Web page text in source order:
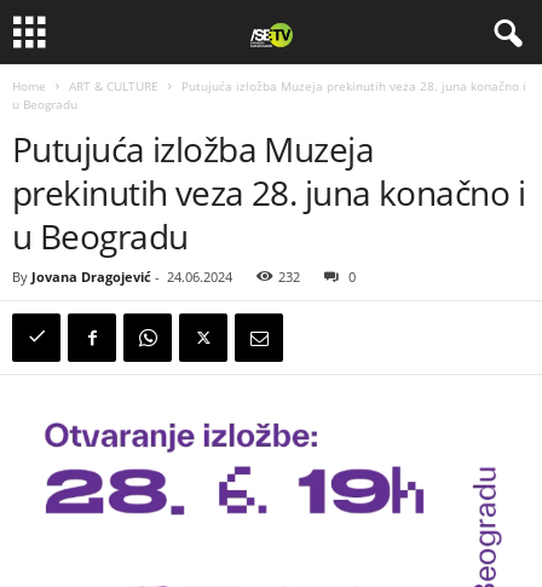
Home ART & CULTURE
Putujuća izložba Muzeja prekinutih veza 28. juna konačno i
u Beogradu
Putujuća izložba Muzeja
prekinutih veza 28. juna konačno i
u Beogradu
By Jovana Dragojević - 24.06.2024 232 0